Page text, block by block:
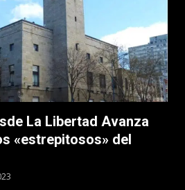
La Libertad Avanza
«estrepitosos» del